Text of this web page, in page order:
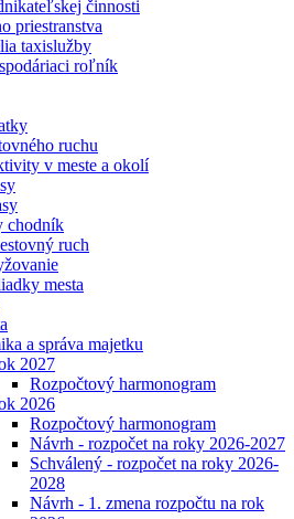
činnosti
priestranstva
taxislužby
roľník
ruchu
v meste a okolí
chodník
ruch
mesta
a správa majetku
2027
Rozpočtový harmonogram
2026
Rozpočtový harmonogram
Návrh - rozpočet na roky 2026-2027
Schválený - rozpočet na roky 2026-
2028
Návrh - 1. zmena rozpočtu na rok